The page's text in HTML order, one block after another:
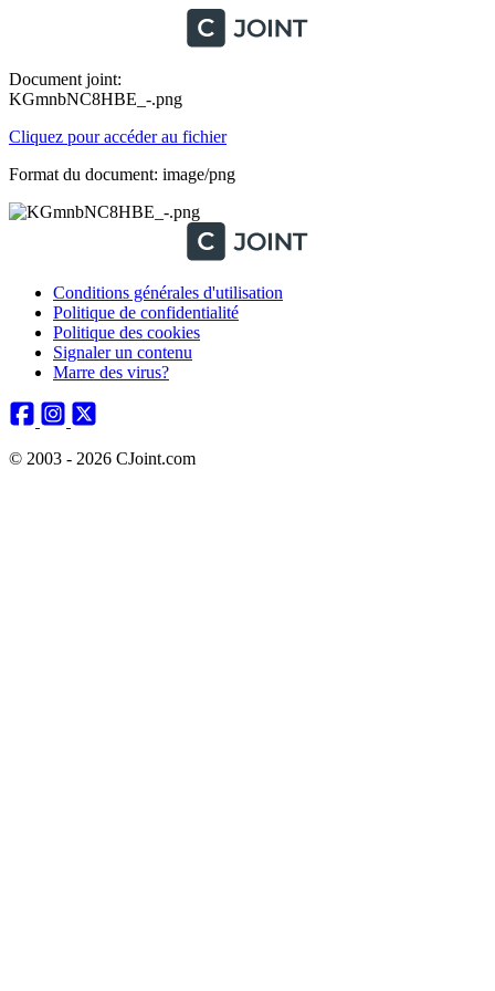
Document joint:
KGmnbNC8HBE_-.png
Cliquez pour accéder au fichier
Format du document: image/png
Conditions générales d'utilisation
Politique de confidentialité
Politique des cookies
Signaler un contenu
Marre des virus?
© 2003 - 2026 CJoint.com